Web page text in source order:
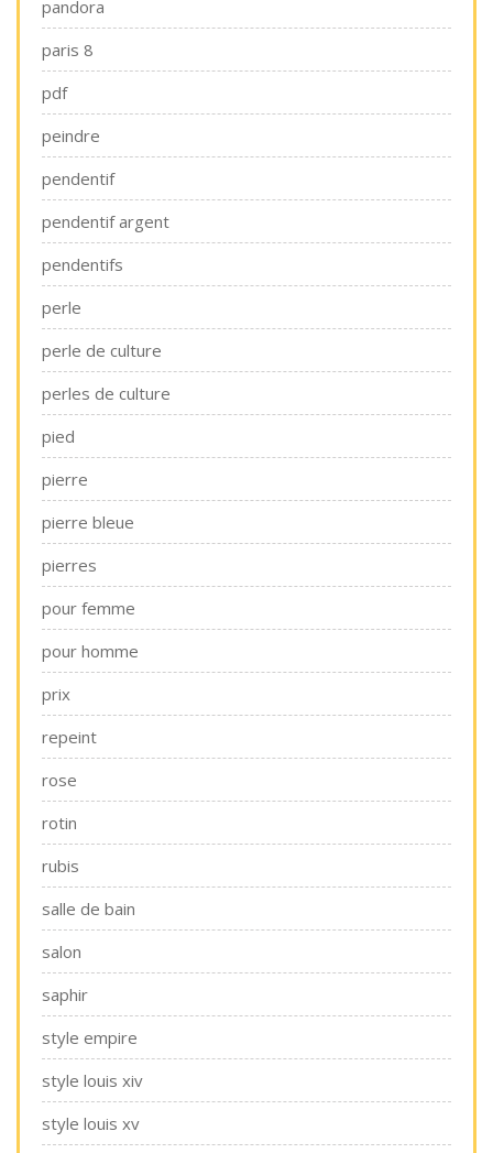
pandora
paris 8
pdf
peindre
pendentif
pendentif argent
pendentifs
perle
perle de culture
perles de culture
pied
pierre
pierre bleue
pierres
pour femme
pour homme
prix
repeint
rose
rotin
rubis
salle de bain
salon
saphir
style empire
style louis xiv
style louis xv